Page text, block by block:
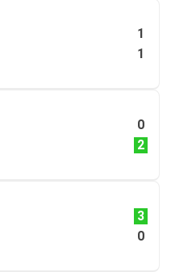
1
1
0
2
3
0